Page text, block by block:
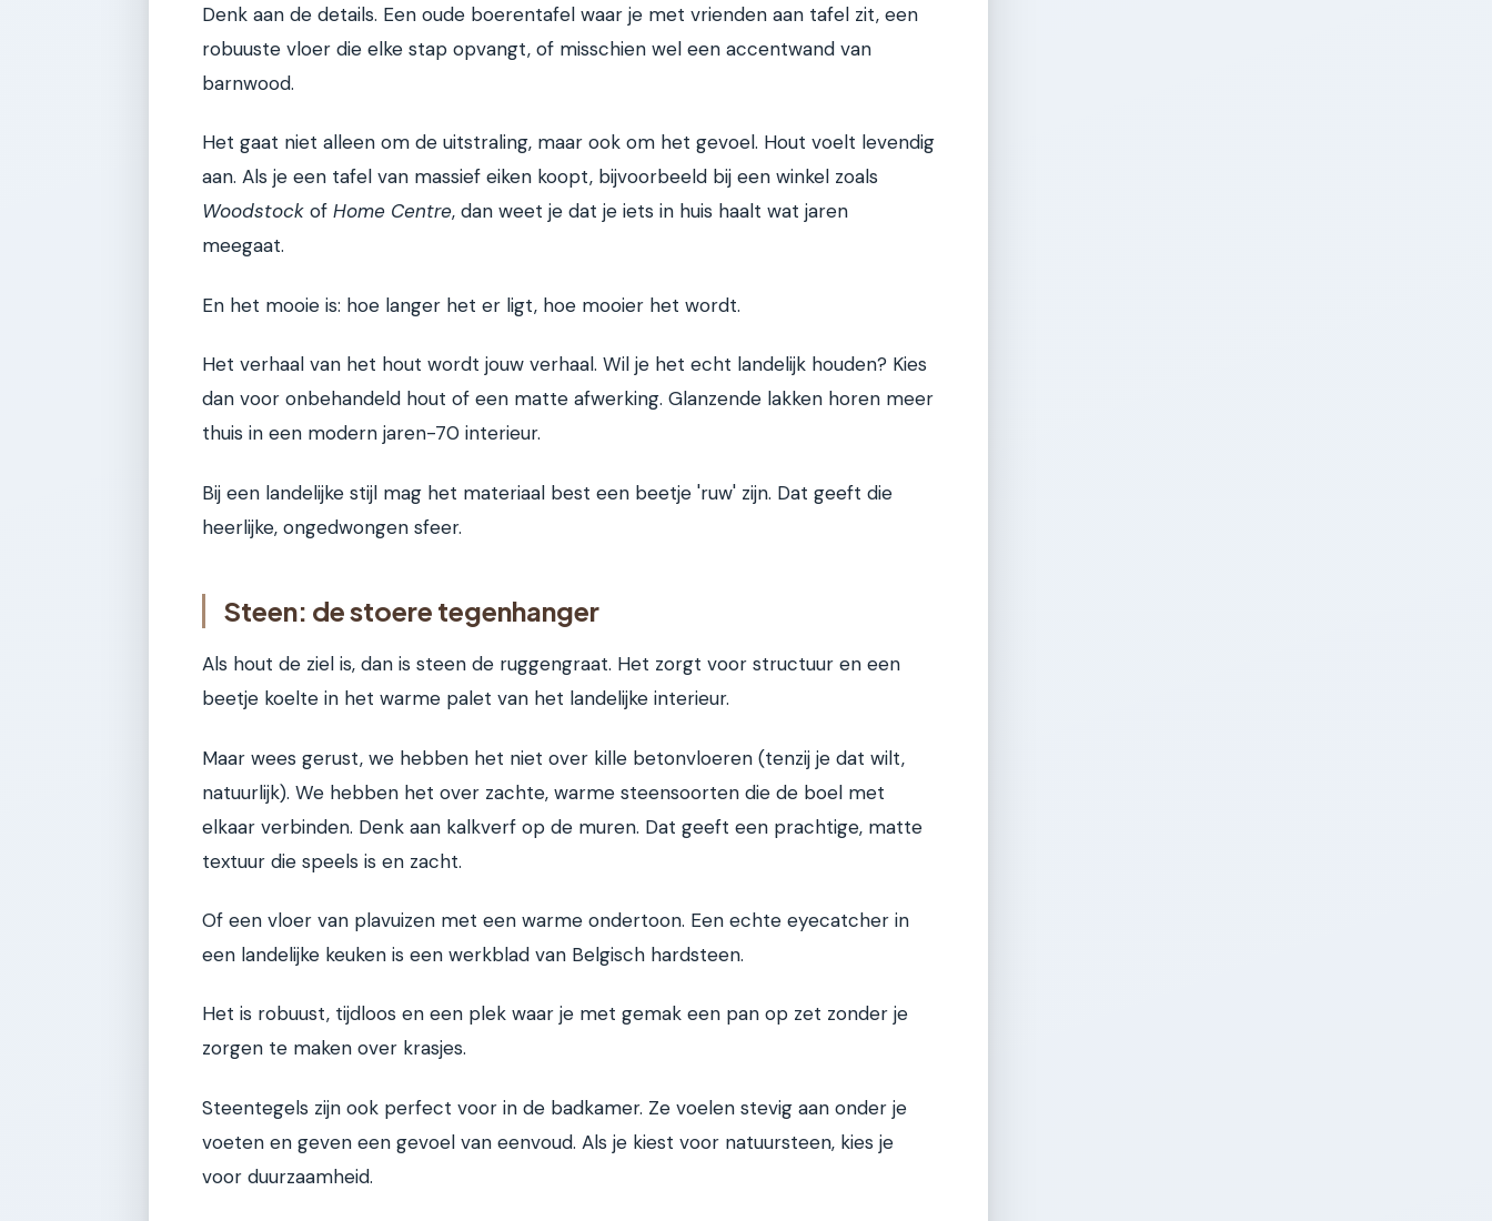
Denk aan de details. Een oude boerentafel waar je met vrienden aan tafel zit, een
robuuste vloer die elke stap opvangt, of misschien wel een accentwand van
barnwood.
Het gaat niet alleen om de uitstraling, maar ook om het gevoel. Hout voelt levendig
aan. Als je een tafel van massief eiken koopt, bijvoorbeeld bij een winkel zoals
Woodstock of Home Centre, dan weet je dat je iets in huis haalt wat jaren
meegaat.
En het mooie is: hoe langer het er ligt, hoe mooier het wordt.
Het verhaal van het hout wordt jouw verhaal. Wil je het echt landelijk houden? Kies
dan voor onbehandeld hout of een matte afwerking. Glanzende lakken horen meer
thuis in een modern jaren-70 interieur.
Bij een landelijke stijl mag het materiaal best een beetje 'ruw' zijn. Dat geeft die
heerlijke, ongedwongen sfeer.
Steen: de stoere tegenhanger
Als hout de ziel is, dan is steen de ruggengraat. Het zorgt voor structuur en een
beetje koelte in het warme palet van het landelijke interieur.
Maar wees gerust, we hebben het niet over kille betonvloeren (tenzij je dat wilt,
natuurlijk). We hebben het over zachte, warme steensoorten die de boel met
elkaar verbinden. Denk aan kalkverf op de muren. Dat geeft een prachtige, matte
textuur die speels is en zacht.
Of een vloer van plavuizen met een warme ondertoon. Een echte eyecatcher in
een landelijke keuken is een werkblad van Belgisch hardsteen.
Het is robuust, tijdloos en een plek waar je met gemak een pan op zet zonder je
zorgen te maken over krasjes.
Steentegels zijn ook perfect voor in de badkamer. Ze voelen stevig aan onder je
voeten en geven een gevoel van eenvoud. Als je kiest voor natuursteen, kies je
voor duurzaamheid.